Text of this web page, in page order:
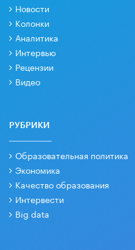
Новости
Колонки
Аналитика
Интервью
Рецензии
Видео
РУБРИКИ
Образовательная политика
Экономика
Качество образования
Интервести
Big data